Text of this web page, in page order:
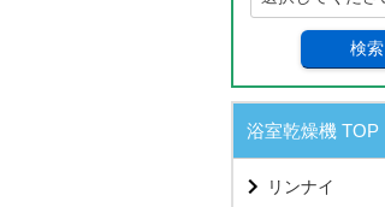
検索
浴室乾燥機 TOP
リンナイ